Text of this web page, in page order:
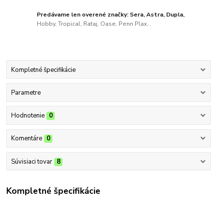
Predávame len overené značky: Sera, Astra, Dupla,
Hobby, Tropical, Rataj, Oase, Penn Plax...
Kompletné špecifikácie
Parametre
Hodnotenie 0
Komentáre 0
Súvisiaci tovar 8
Kompletné špecifikácie